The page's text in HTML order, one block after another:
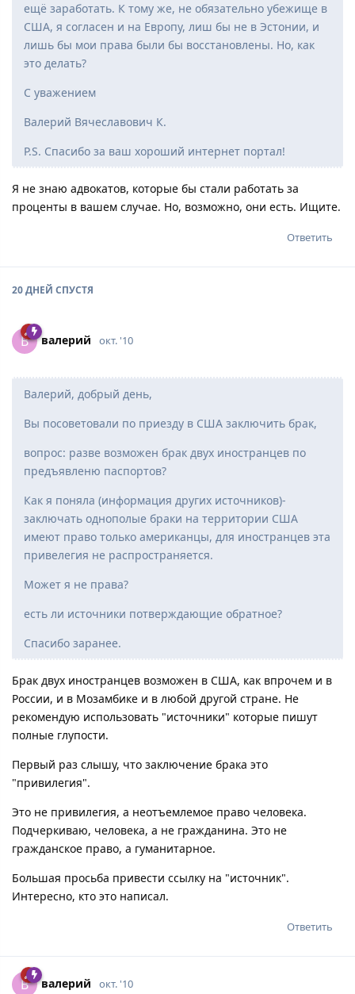
ещё заработать. К тому же, не обязательно убежище в
США, я согласен и на Европу, лиш бы не в Эстонии, и
лишь бы мои права были бы восстановлены. Но, как
это делать?
С уважением
Валерий Вячеславович К.
P.S. Спасибо за ваш хороший интернет портал!
Я не знаю адвокатов, которые бы стали работать за
проценты в вашем случае. Но, возможно, они есть. Ищите.
Ответить
20 ДНЕЙ СПУСТЯ
В вaлepий окт. '10
Валерий, добрый день,
Вы посоветовали по приезду в США заключить брак,
вопрос: разве возможен брак двух иностранцев по
предъявленю паспортов?
Как я поняла (информация других источников)-
заключать однополые браки на территории США
имеют право только американцы, для иностранцев эта
привелегия не распространяется.
Может я не права?
есть ли источники потверждающие обратное?
Спасибо заранее.
Брак двух иностранцев возможен в США, как впрочем и в
России, и в Мозамбике и в любой другой стране. Не
рекомендую использовать "источники" которые пишут
полные глупости.
Первый раз слышу, что заключение брака это
"привилегия".
Это не привилегия, а неотъемлемое право человека.
Подчеркиваю, человека, а не гражданина. Это не
гражданское право, а гуманитарное.
Большая просьба привести ссылку на "источник".
Интересно, кто это написал.
Ответить
В вaлepий окт. '10